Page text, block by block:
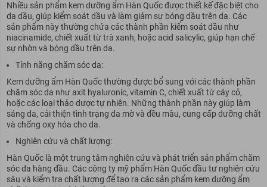
Nhiều sản phẩm kem dưỡng ẩm Hàn Quốc được thiết kế đặc biệt cho
da dầu, giúp kiểm soát dầu và làm giảm sự bóng dầu trên da. Các
sản phẩm này thường chứa các thành phần kiểm soát dầu như
niacinamide, chiết xuất từ trà xanh, hoặc acid salicylic, giúp hạn chế
sự nhờn và bóng dầu trên da.
Tính năng chăm sóc da:
Kem dưỡng ẩm Hàn Quốc thường được bổ sung với các thành phần
chăm sóc da như axit hyaluronic, vitamin C, chiết xuất từ cây cỏ,
hoặc các loại thảo dược tự nhiên. Những thành phần này giúp làm
sáng da, cải thiện tình trạng da mờ và đều màu, cung cấp dưỡng chất
và chống oxy hóa cho da.
Nghiên cứu và chất lượng:
Hàn Quốc là một trung tâm nghiên cứu và phát triển sản phẩm chăm
sóc da hàng đầu. Các công ty mỹ phẩm Hàn Quốcđầu tư nghiên cứu
sâu và kiểm tra chất lượng để tạo ra các sản phẩm kem dưỡng ẩm